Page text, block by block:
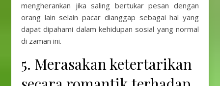
mengherankan jika saling bertukar pesan dengan
orang lain selain pacar dianggap sebagai hal yang
dapat dipahami dalam kehidupan sosial yang normal
di zaman ini.
5. Merasakan ketertarikan